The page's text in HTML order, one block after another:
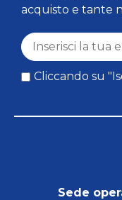
acquisto e tante
Cliccando su
Sede